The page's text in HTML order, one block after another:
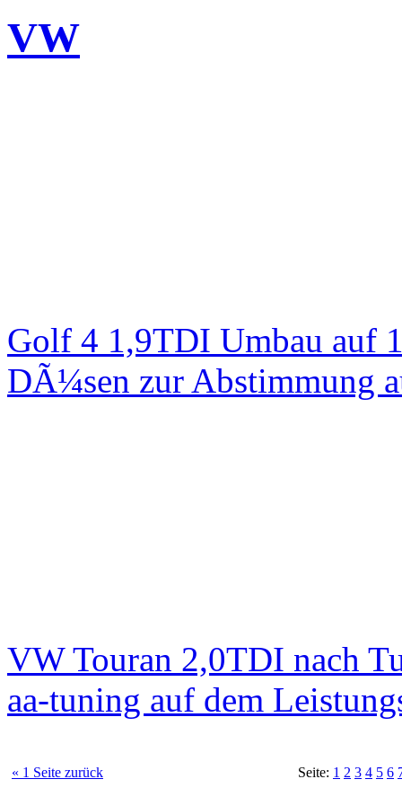
VW
Golf 4 1,9TDI Umbau auf
DÃ¼sen zur Abstimmung
VW Touran 2,0TDI nach
aa-tuning auf dem
« 1 Seite zurück Seite: 1 2 3 4 5 6